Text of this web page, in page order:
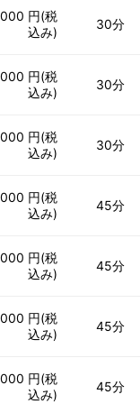
円(税
込み)
30分
円(税
込み)
30分
円(税
込み)
30分
円(税
込み)
45分
円(税
込み)
45分
円(税
込み)
45分
円(税
込み)
45分